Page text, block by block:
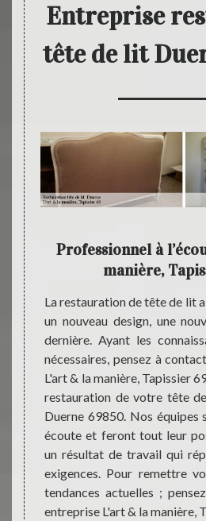
Entreprise
tête de lit
lit
de
met
la
le
à
Professionnel à
manière,
La restauration de tête de lit
un nouveau design, une
dernière. Ayant les
nécessaires, pensez à
L'art & la manière, Tapissier
restauration de votre tête
Duerne 69850. Nos
écoute et feront tout leur
un résultat de travail qui
exigences. Pour remettre
tendances actuelles ;
entreprise L'art & la manière,